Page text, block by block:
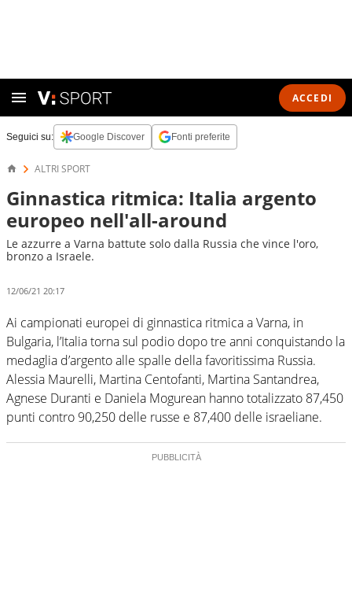
ACCEDI
Seguici su: Google Discover Fonti preferite
ALTRI SPORT
Ginnastica ritmica: Italia argento
europeo nell'all-around
Le azzurre a Varna battute solo dalla Russia che vince l'oro,
bronzo a Israele.
12/06/21 20:17
Ai campionati europei di ginnastica ritmica a Varna, in
Bulgaria, l’Italia torna sul podio dopo tre anni conquistando la
medaglia d’argento alle spalle della favoritissima Russia.
Alessia Maurelli, Martina Centofanti, Martina Santandrea,
Agnese Duranti e Daniela Mogurean hanno totalizzato 87,450
punti contro 90,250 delle russe e 87,400 delle israeliane.